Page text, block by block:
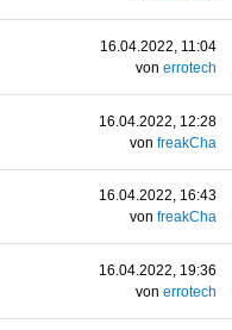
16.04.2022, 11:04
vonerrotech
16.04.2022, 12:28
vonfreakCha
16.04.2022, 16:43
vonfreakCha
16.04.2022, 19:36
vonerrotech